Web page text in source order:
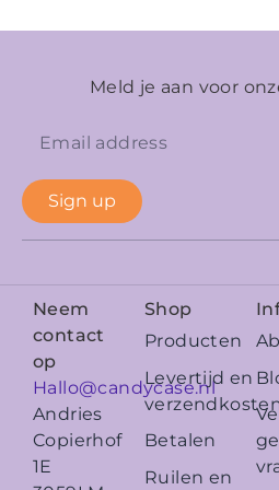
Meld je aan voor
Sign up
Neem
contact
op
Hallo@candycase.nl
Andries
Copierhof
1E
Shop
Producten
Levertijd en
Betalen
Ruilen en